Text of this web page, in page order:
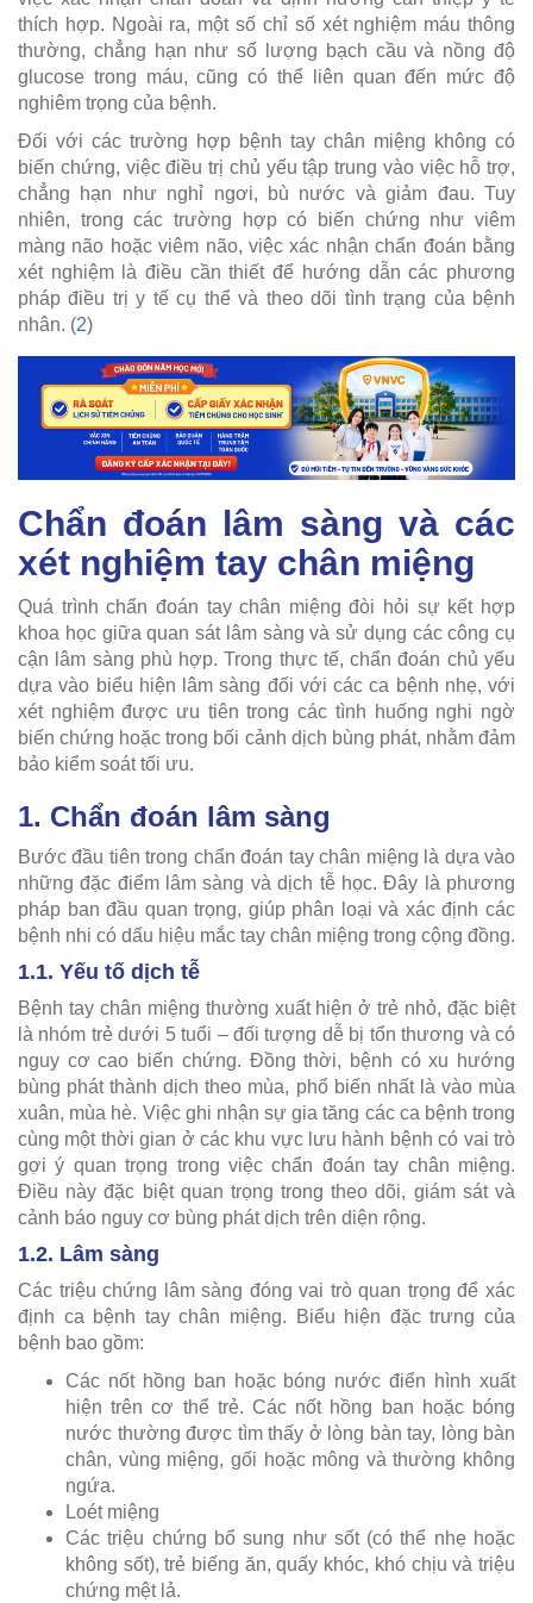
thích hợp. Ngoài ra, một số chỉ số xét nghiệm máu thông
thường, chẳng hạn như số lượng bạch cầu và nồng độ
glucose trong máu, cũng có thể liên quan đến mức độ
nghiêm trọng của bệnh.
Đối với các trường hợp bệnh tay chân miệng không có
biến chứng, việc điều trị chủ yếu tập trung vào việc hỗ trợ,
chẳng hạn như nghỉ ngơi, bù nước và giảm đau. Tuy
nhiên, trong các trường hợp có biến chứng như viêm
màng não hoặc viêm não, việc xác nhận chẩn đoán bằng
xét nghiệm là điều cần thiết để hướng dẫn các phương
pháp điều trị y tế cụ thể và theo dõi tình trạng của bệnh
nhân. (2)
Chẩn đoán lâm sàng và các
xét nghiệm tay chân miệng
Quá trình chẩn đoán tay chân miệng đòi hỏi sự kết hợp
khoa học giữa quan sát lâm sàng và sử dụng các công cụ
cận lâm sàng phù hợp. Trong thực tế, chẩn đoán chủ yếu
dựa vào biểu hiện lâm sàng đối với các ca bệnh nhẹ, với
xét nghiệm được ưu tiên trong các tình huống nghi ngờ
biến chứng hoặc trong bối cảnh dịch bùng phát, nhằm đảm
bảo kiểm soát tối ưu.
1. Chẩn đoán lâm sàng
Bước đầu tiên trong chẩn đoán tay chân miệng là dựa vào
những đặc điểm lâm sàng và dịch tễ học. Đây là phương
pháp ban đầu quan trọng, giúp phân loại và xác định các
bệnh nhi có dấu hiệu mắc tay chân miệng trong cộng đồng.
1.1. Yếu tố dịch tễ
Bệnh tay chân miệng thường xuất hiện ở trẻ nhỏ, đặc biệt
là nhóm trẻ dưới 5 tuổi – đối tượng dễ bị tổn thương và có
nguy cơ cao biến chứng. Đồng thời, bệnh có xu hướng
bùng phát thành dịch theo mùa, phổ biến nhất là vào mùa
xuân, mùa hè. Việc ghi nhận sự gia tăng các ca bệnh trong
cùng một thời gian ở các khu vực lưu hành bệnh có vai trò
gợi ý quan trọng trong việc chẩn đoán tay chân miệng.
Điều này đặc biệt quan trọng trong theo dõi, giám sát và
cảnh báo nguy cơ bùng phát dịch trên diện rộng.
1.2. Lâm sàng
Các triệu chứng lâm sàng đóng vai trò quan trọng để xác
định ca bệnh tay chân miệng. Biểu hiện đặc trưng của
bệnh bao gồm:
Các nốt hồng ban hoặc bóng nước điển hình xuất
hiện trên cơ thể trẻ. Các nốt hồng ban hoặc bóng
nước thường được tìm thấy ở lòng bàn tay, lòng bàn
chân, vùng miệng, gối hoặc mông và thường không
ngứa.
Loét miệng
Các triệu chứng bổ sung như sốt (có thể nhẹ hoặc
không sốt), trẻ biếng ăn, quấy khóc, khó chịu và triệu
chứng mệt lả.